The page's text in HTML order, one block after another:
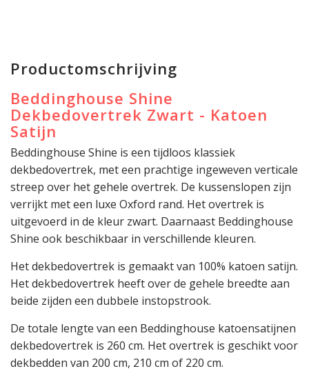
Productomschrijving
Beddinghouse Shine
Dekbedovertrek Zwart - Katoen
Satijn
Beddinghouse Shine is een tijdloos klassiek
dekbedovertrek, met een prachtige ingeweven verticale
streep over het gehele overtrek. De kussenslopen zijn
verrijkt met een luxe Oxford rand. Het overtrek is
uitgevoerd in de kleur zwart. Daarnaast Beddinghouse
Shine ook beschikbaar in verschillende kleuren.
Het dekbedovertrek is gemaakt van 100% katoen satijn.
Het dekbedovertrek heeft over de gehele breedte aan
beide zijden een dubbele instopstrook.
De totale lengte van een Beddinghouse katoensatijnen
dekbedovertrek is 260 cm. Het overtrek is geschikt voor
dekbedden van 200 cm, 210 cm of 220 cm.